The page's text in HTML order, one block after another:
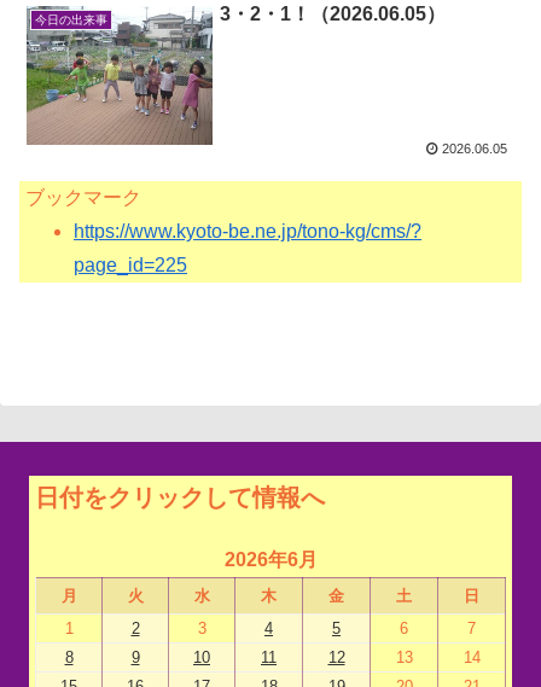
今日の出来事 3・2・1！（2026.06.05）
2026.06.05
ブックマーク
https://www.kyoto-be.ne.jp/tono-kg/cms/?
page_id=225
日付をクリックして情報へ
2026年6月
月 火 水 木 金 土
日
1
2 3 4 5 6
7
8
9 10 11 12 13
14